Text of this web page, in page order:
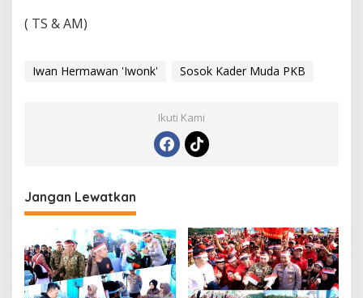
( TS & AM)
Iwan Hermawan 'Iwonk' Sosok Kader Muda PKB
Ikuti Kami
Jangan Lewatkan